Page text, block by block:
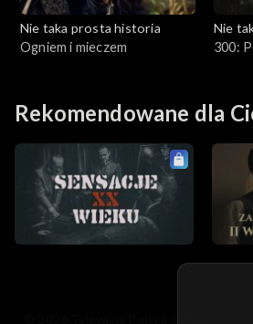
Nie taka prosta historia
Ogniem i mieczem
Nie
300:
Rekomendowane dla